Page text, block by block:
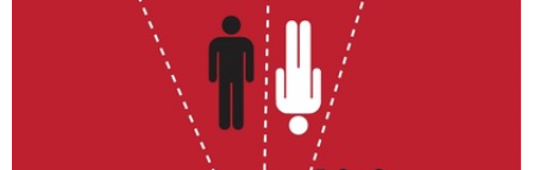
Dziedziniec Zamku został podzielony na dwie Strefy A i B.
zapewniają równie doskonałą widoczność i komfortowy odbiór widowiska.
Podział ten został wprowadzony wyłącznie ze względów organizacyjnych, aby
zapewnić Państwu jak największą wygodę. W Strefie A przygotowaliśmy
miejsca dedykowane dla osób o różnorodnych potrzebach, przestrzeń dla
rodzin z małymi dziećmi oraz tłumaczenie wydarzenia na język angielski i PJM.
Prosimy uwzględnić to przy zakupie biletów.
Bilety obowiązują od 6 roku zycia.